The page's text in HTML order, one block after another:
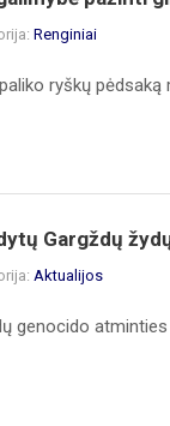
Renginiai
ryškų
Gargždų
Aktualijos
genocido atminties